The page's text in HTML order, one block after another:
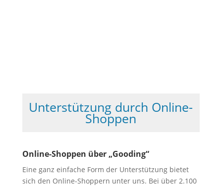
Unterstützung durch Online-
Shoppen
Online-Shoppen über „Gooding“
Eine ganz einfache Form der Unterstützung bietet
sich den Online-Shoppern unter uns. Bei über 2.100